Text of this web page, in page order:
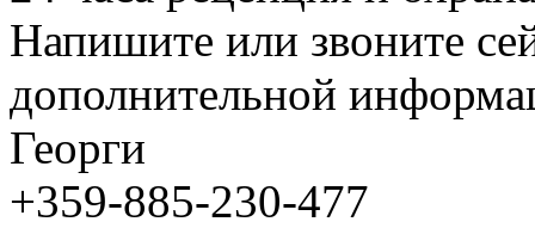
Напишите или звоните
дополнительной
Георги
+359-885-230-477